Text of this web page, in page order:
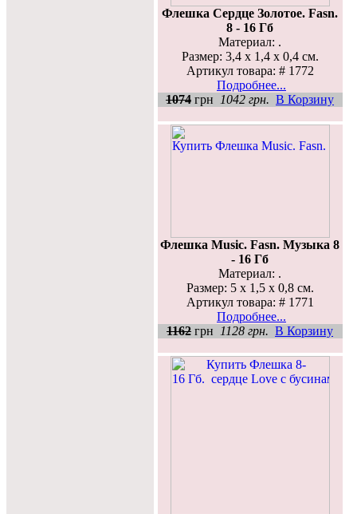
Флешка Сердце Золотое. Fasn.
8 - 16 Гб
Материал: .
Размер: 3,4 х 1,4 х 0,4 см.
Артикул товара: # 1772
Подробнее...
1074 грн 1042 грн. В Корзину
Флешка Music. Fasn. Музыка 8
- 16 Гб
Материал: .
Размер: 5 х 1,5 х 0,8 см.
Артикул товара: # 1771
Подробнее...
1162 грн 1128 грн. В Корзину